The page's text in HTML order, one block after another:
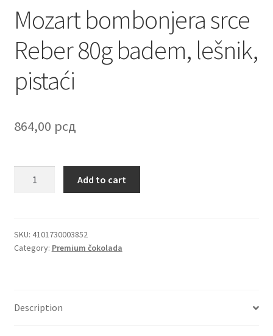
Cveće
Delivery
Destilati
FAQ
Igračke
Cvece
Destilati
Mozart bombonjera srce
Reber 80g badem, lešnik,
pistaći
864,00 рсд
80g
badem,
Add to cart
SKU: 4101730003852
Category: Premium čokolada
Description